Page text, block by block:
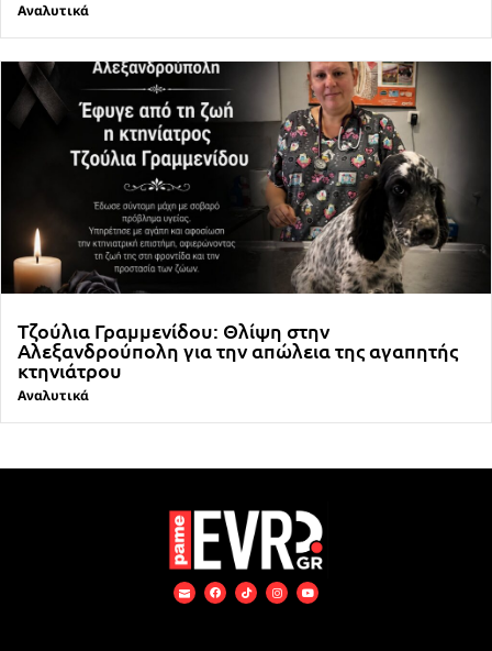
Αναλυτικά
Τζούλια Γραμμενίδου: Θλίψη στην
Αλεξανδρούπολη για την απώλεια της αγαπητής
κτηνιάτρου
Αναλυτικά